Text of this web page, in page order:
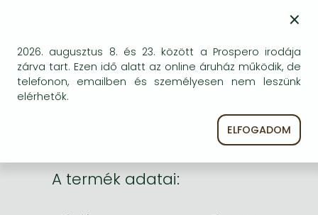
One-Punch Man manga
egyszer keresni szerzővel és címmel. Ha nem talál
másik, kapható kiadást, forduljon
ügyfélszolgálatunkhoz!
A termék adatai:
×
2026. augusztus 8. és 23. között a Prospero irodája
zárva tart. Ezen idő alatt az online áruház működik, de
telefonon, emailben és személyesen nem leszünk
elérhetők.
ELFOGADOM